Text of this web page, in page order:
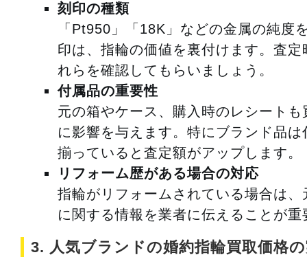
刻印の種類
「Pt950」「18K」などの金属の純度
印は、指輪の価値を裏付けます。査定
れらを確認してもらいましょう。
付属品の重要性
元の箱やケース、購入時のレシートも
に影響を与えます。特にブランド品は
揃っていると査定額がアップします。
リフォーム歴がある場合の対応
指輪がリフォームされている場合は、
に関する情報を業者に伝えることが重
3. 人気ブランドの婚約指輪買取価格